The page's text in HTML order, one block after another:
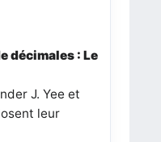
décimales : Le
J. Yee et
leur